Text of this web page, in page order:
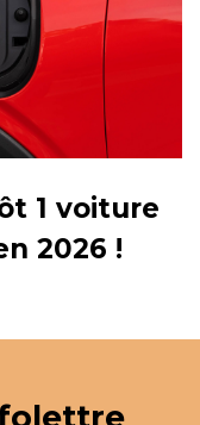
1 voiture
2026 !